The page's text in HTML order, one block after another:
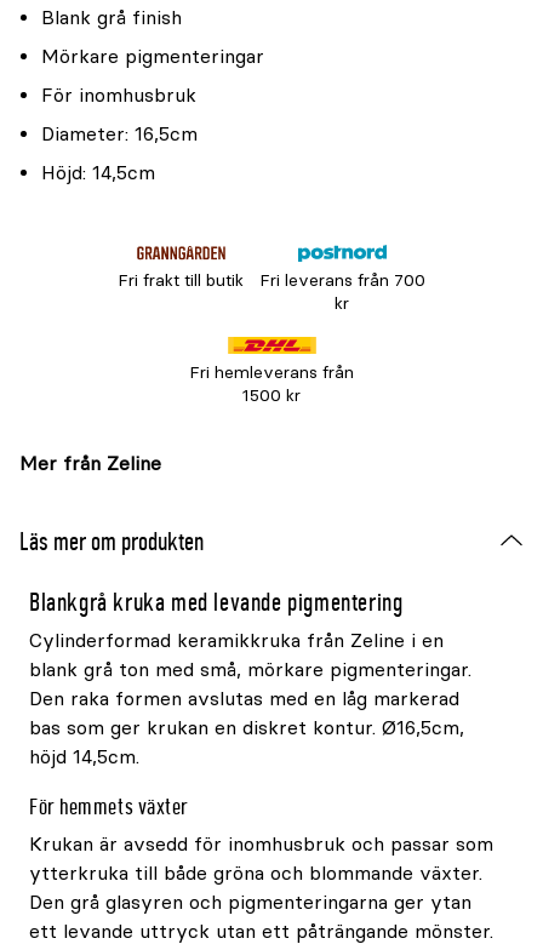
Blank grå finish
Mörkare pigmenteringar
För inomhusbruk
Diameter: 16,5cm
Höjd: 14,5cm
Fri frakt till butik
Fri leverans från 700
kr
Fri hemleverans från
1500 kr
Mer från Zeline
Läs mer om produkten
Blankgrå kruka med levande pigmentering
Cylinderformad keramikkruka från Zeline i en
blank grå ton med små, mörkare pigmenteringar.
Den raka formen avslutas med en låg markerad
bas som ger krukan en diskret kontur. Ø16,5cm,
höjd 14,5cm.
För hemmets växter
Krukan är avsedd för inomhusbruk och passar som
ytterkruka till både gröna och blommande växter.
Den grå glasyren och pigmenteringarna ger ytan
ett levande uttryck utan ett påträngande mönster.